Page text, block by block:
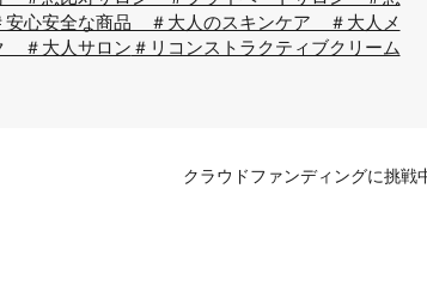
心安全な商品 ＃大人のスキンケア ＃大人メ
＃大人サロン ＃リコンストラクティブクリーム
クラウドファンディングに挑戦